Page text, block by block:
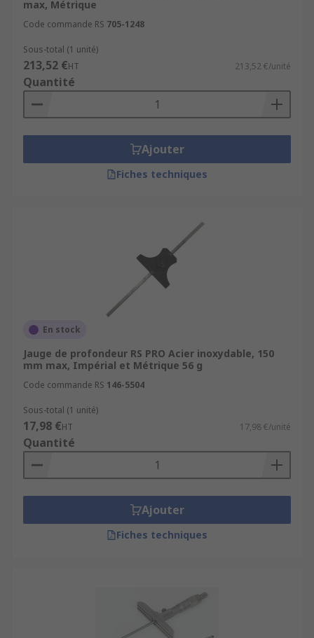
mesure, explorez aussi nos catégories :
Pieds à coulisse
Micromètres
Comparateurs
max, Métrique
Code commande RS 705-1248
Sous-total (1 unité)
213,52 €HT 213,52 €/unité
Quantité
Ajouter
Fiches techniques
En stock
Jauge de profondeur RS PRO Acier inoxydable, 150
mm max, Impérial et Métrique 56 g
Code commande RS 146-5504
Sous-total (1 unité)
17,98 €HT 17,98 €/unité
Quantité
Ajouter
Fiches techniques